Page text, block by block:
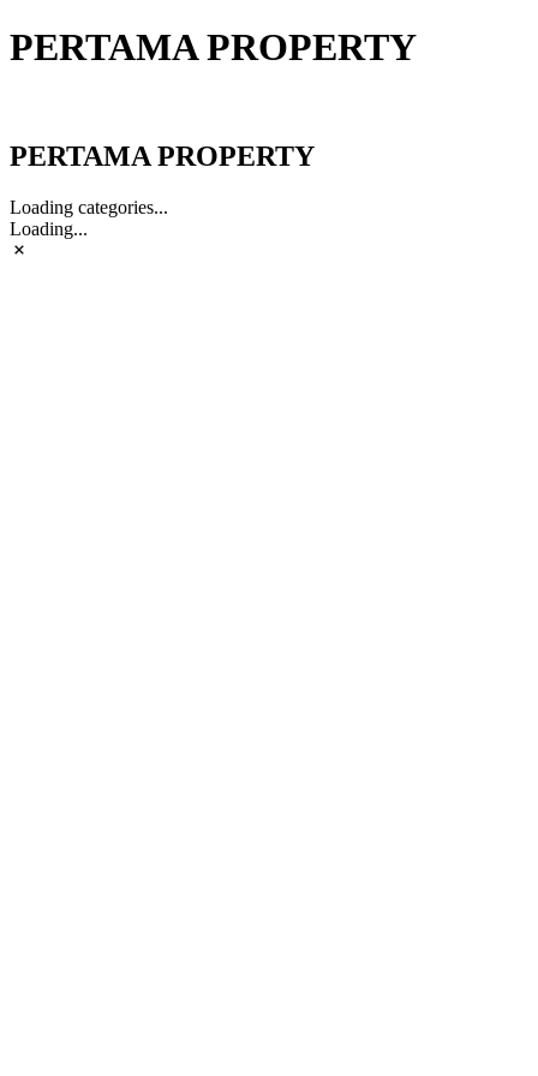
PERTAMA PROPERTY
PERTAMA PROPERTY
Loading categories...
Loading...